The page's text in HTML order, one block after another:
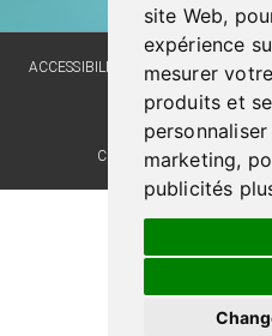
site Web,
expérience
mesurer
produits et
marketing,
publicités
ACCESSIBILITY SITE MAP
WEBSITE
COMMENTS,
Last update :
© Santé